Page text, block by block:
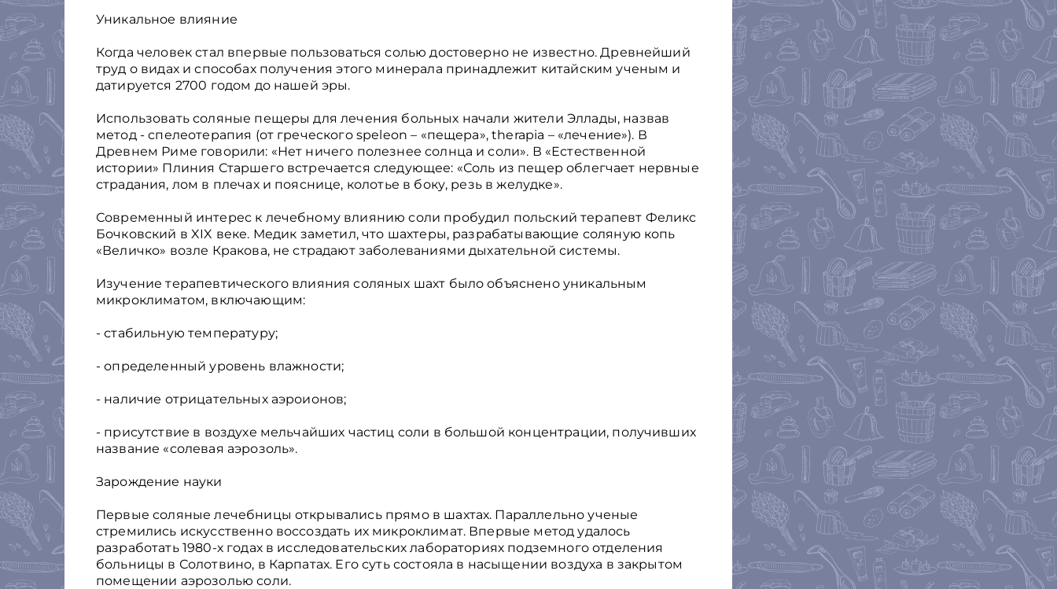
Уникальное влияние
Когда человек стал впервые пользоваться солью достоверно не известно. Древнейший
труд о видах и способах получения этого минерала принадлежит китайским ученым и
датируется 2700 годом до нашей эры.
Использовать соляные пещеры для лечения больных начали жители Эллады, назвав
метод - спелеотерапия (от греческого speleon – «пещера», therapia – «лечение»). В
Древнем Риме говорили: «Нет ничего полезнее солнца и соли». В «Естественной
истории» Плиния Старшего встречается следующее: «Соль из пещер облегчает нервные
страдания, лом в плечах и пояснице, колотье в боку, резь в желудке».
Современный интерес к лечебному влиянию соли пробудил польский терапевт Феликс
Бочковский в XIX веке. Медик заметил, что шахтеры, разрабатывающие соляную копь
«Величко» возле Кракова, не страдают заболеваниями дыхательной системы.
Изучение терапевтического влияния соляных шахт было объяснено уникальным
микроклиматом, включающим:
- стабильную температуру;
- определенный уровень влажности;
- наличие отрицательных аэроионов;
- присутствие в воздухе мельчайших частиц соли в большой концентрации, получивших
название «солевая аэрозоль».
Зарождение науки
Первые соляные лечебницы открывались прямо в шахтах. Параллельно ученые
стремились искусственно воссоздать их микроклимат. Впервые метод удалось
разработать 1980-х годах в исследовательских лабораториях подземного отделения
больницы в Солотвино, в Карпатах. Его суть состояла в насыщении воздуха в закрытом
помещении аэрозолью соли.